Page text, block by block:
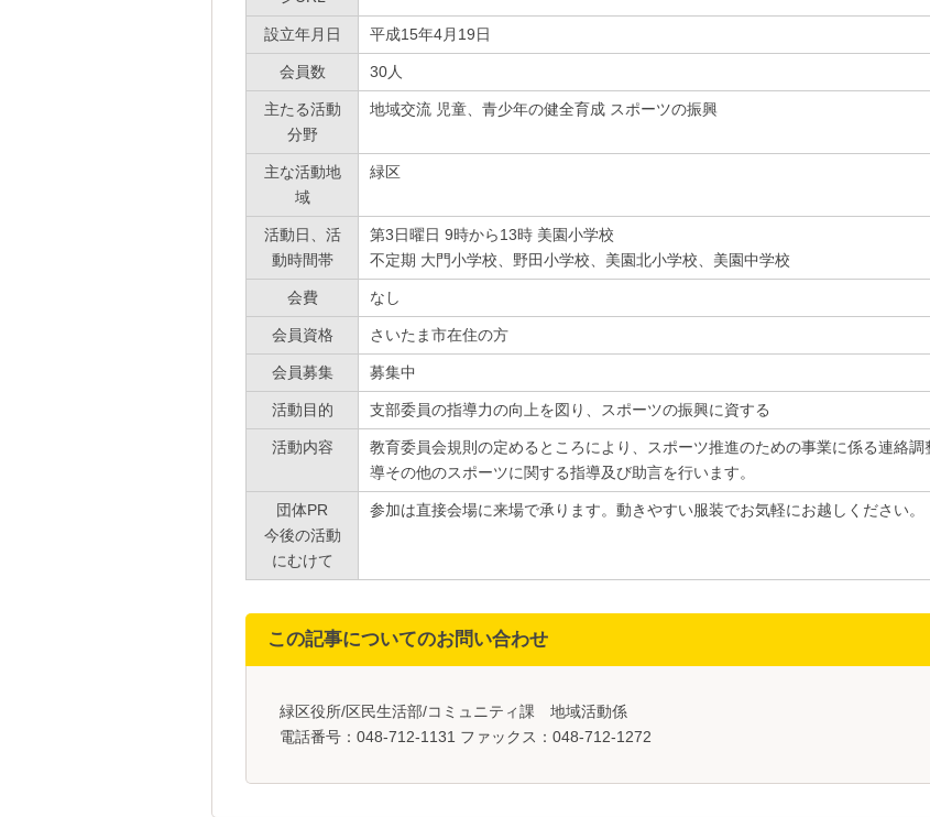
設立年月日 平成15年4月19日
会員数 30人
主たる活動
分野
地域交流 児童、青少年の健全育成 スポーツの振興
主な活動地
域
緑区
活動日、活
動時間帯
第3日曜日 9時から13時 美園小学校
不定期 大門小学校、野田小学校、美園北小学校、美園中学校
会費 なし
会員資格 さいたま市在住の方
会員募集 募集中
活動目的 支部委員の指導力の向上を図り、スポーツの振興に資する
活動内容
教育委員会規則の定めるところにより、スポーツ推進のための事業に係る連絡
導その他のスポーツに関する指導及び助言を行います。
団体PR
今後の活動
にむけて
参加は直接会場に来場で承ります。動きやすい服装でお気軽にお越しください。
この記事についてのお問い合わせ
緑区役所/区民生活部/コミュニティ課 地域活動係
電話番号：048-712-1131 ファックス：048-712-1272